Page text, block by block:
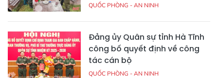
QUỐC PHÒNG - AN NINH
Đảng ủy Quân sự tỉnh Hà Tĩnh
công bố quyết định về công
tác cán bộ
QUỐC PHÒNG - AN NINH